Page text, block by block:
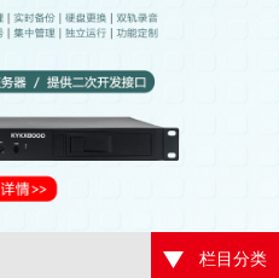
栏目分类